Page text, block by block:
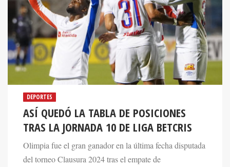
DEPORTES
ASÍ QUEDÓ LA TABLA DE POSICIONES
TRAS LA JORNADA 10 DE LIGA BETCRIS
Olimpia fue el gran ganador en la última fecha disputada
del torneo Clausura 2024 tras el empate de